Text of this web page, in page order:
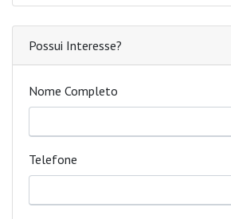
Possui Interesse?
Nome Completo
Telefone